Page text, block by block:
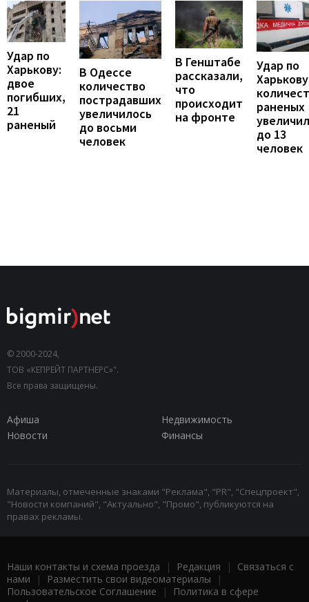
Удар по
Харькову:
двое
погибших,
21
раненый
В Одессе
количество
пострадавших
увеличилось
до восьми
человек
В Генштабе
рассказали,
что
происходит
на фронте
Удар по
раненых
до 13
человек
© 2000-2024,
ТОВ «КЕПРЕЙТ ПАРТНЕРС»".
Все права защищены.
Афиша
Недвижимость
Новости
Финансы
Материалы, отмеченные знаками "Реклама", "PR", "Спецпроект",
"Новости компаний", "Актуально", "Промо", публикуются на
правах рекламы.
Наши контакты и схема проезда | Редакция | Связаться с
нами | Разместить свои видеоматериалы |
Пользовательское Соглашение |
Политика в сфере